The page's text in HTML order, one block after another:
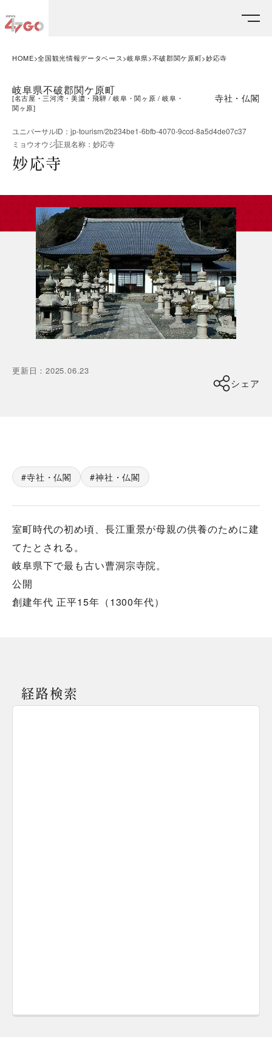
HOME 全国観光情報データベース 岐阜県 不破郡関ケ原町 妙応寺
岐阜県不破郡関ケ原町
[名古屋・三河湾・美濃・飛騨 岐阜・関ヶ原
岐阜・
関ヶ原]
寺社・仏閣
ユニバーサルID ： jp-tourism/2b234be1-6bfb-4070-9ccd-8a5d4de07c37
ミョウオウジ正規名称 ： 妙応寺
妙応寺
更新日 ：2025.06.23
シェア
寺社・仏閣 神社・仏閣
室町時代の初め頃、長江重景が母親の供養のために建
てたとされる。
岐阜県下で最も古い曹洞宗寺院。
公開
創建年代 正平15年（1300年代）
経路検索